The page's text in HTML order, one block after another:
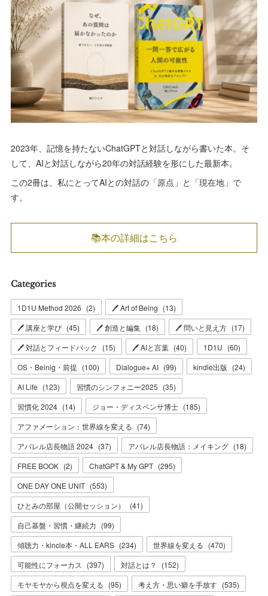
2023年、記憶を持たないChatGPTと対話しながら書いた本。そ
して、AIと対話しながら20年の対話経験を形にした最新本。
この2冊は、私にとってAIとの対話の「原点」と「現在地」で
す。
📚本の詳細はこちら
Categories
1D1U Method 2026 (2) 🖊 Art of Being (13)
🖊 講座と学び (45) 🖊 創造と編集 (18) 🖊 問いと見え方 (17)
🖊 対話とフィードバック
(15) 🖊 AIと言葉 (40) 1D1U (60)
OS・Beinig・前提 (100) Dialogue+ AI (99) kindle出版 (24)
AI Life (123) 習慣のシンフォニー2025 (35)
習慣化 2024 (14) ジョー・ディスペンサ博士 (185)
アファメーション：世界線を変える (74)
アパレル店長物語 2024 (37) アパレル店長物語：メイキング (18)
FREE BOOK (2) ChatGPT & My GPT (295)
ONE DAY ONE UNIT (553)
ひとみの部屋（公開セッション）
(41)
自己基盤・習慣・継続力 (99)
傾聴力・kincle本・ALL EARS (234) 世界線を変える (470)
可能性にフォーカス
(397) 対話とは？ (152)
モヤモヤから視点を変える (95) 考え方・思い癖を手放す (535)